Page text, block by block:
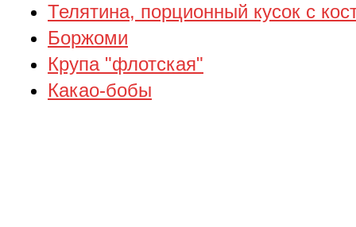
Телятина, порционный кусок с
Боржоми
Крупа "флотская"
Какао-бобы